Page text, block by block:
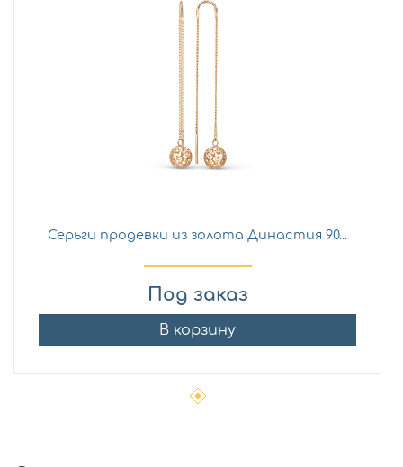
Серьги продевки из золота Династия 90...
Под заказ
В корзину